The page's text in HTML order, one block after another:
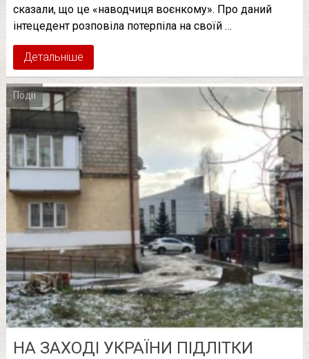
сказали, що це «наводчиця воєнкому». Про даний
інтецедент розповіла потерпіла на своїй …
Детальніше
Події
НА ЗАХОДІ УКРАЇНИ ПІДЛІТКИ